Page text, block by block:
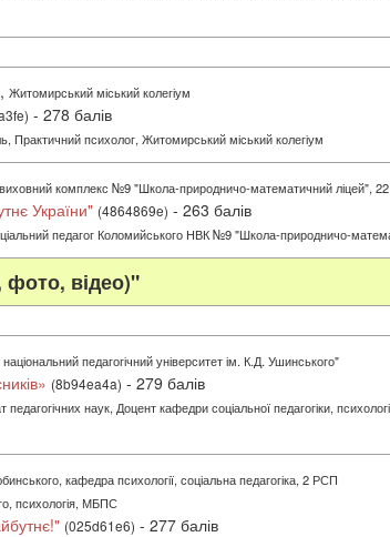
, Житомирський міський колегіум
- 278 балів
Практичний психолог, Житомирський міський колегіум
комплекс №9 "Школа-природничо-математичний ліцей",
України" (4864869e) - 263 балів
педагог Коломийського НВК №9 "Школа-природничо-
фото, відео)"
педагогічний університет ім. К.Д. Ушинського"
(8b94ea4a) - 279 балів
наук, Доцент кафедри соціальної педагогіки,
кафедра психології, соціальна педагогіка, 2 РСП
психологія, МБПС
(025d61e6) - 277 балів